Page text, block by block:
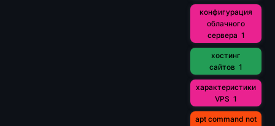
конфигурация
облачного
сервера 1
хостинг
сайтов 1
характеристики
VPS 1
apt command not